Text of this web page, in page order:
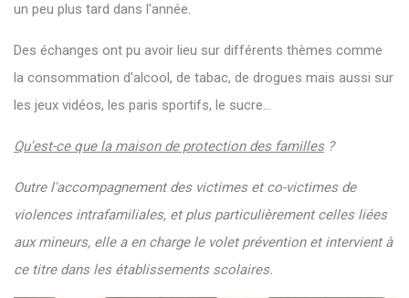
un peu plus tard dans l'année.
Des échanges ont pu avoir lieu sur différents thèmes comme
la consommation d'alcool, de tabac, de drogues mais aussi sur
les jeux vidéos, les paris sportifs, le sucre...
Qu'est-ce que la maison de protection des familles?
Outre l'accompagnement des victimes et co-victimes de
violences intrafamiliales, et plus particulièrement celles liées
aux mineurs, elle a en charge le volet prévention et intervient à
ce titre dans les établissements scolaires.